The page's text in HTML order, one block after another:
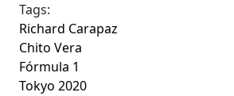
Tags:
Richard Carapaz
Chito Vera
Fórmula 1
Tokyo 2020